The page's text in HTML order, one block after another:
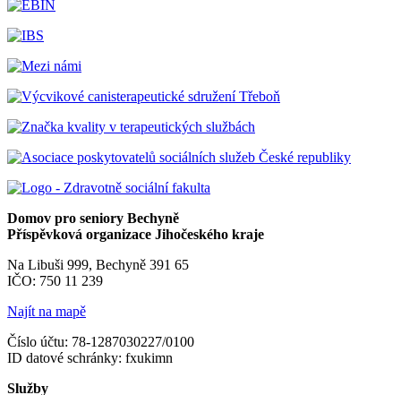
Domov pro seniory Bechyně
Příspěvková organizace Jihočeského kraje
Na Libuši 999, Bechyně 391 65
IČO: 750 11 239
Najít na mapě
Číslo účtu: 78-1287030227/0100
ID datové schránky: fxukimn
Služby